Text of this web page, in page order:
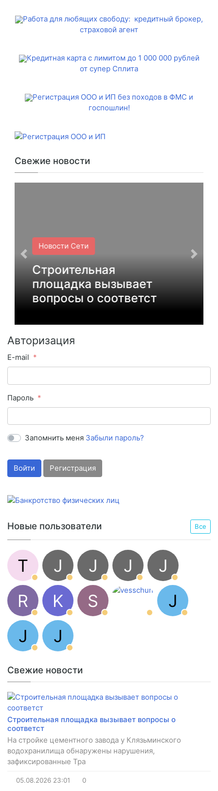
Работа для любящих свободу: кредитный брокер,
страховой агент
Кредитная карта с лимитом до 1 000 000 рублей
от супер Сплита
Регистрация ООО и ИП без походов в ФМС и
госпошлин!
Свежие новости
Не дайте себя
обмануть
обещаниями легких
денег за
Авторизация
E-mail
Пароль
Запомнить меня Забыли пароль?
Войти Регистрация
Новые пользователи Все
T J J J
J
R
K S
J
J
J
Свежие новости
Строительная площадка вызывает вопросы о
соответст
На стройке цементного завода у Клязьминского
водохранилища обнаружены нарушения,
зафиксированные Тра
05.08.2026 23:01 0